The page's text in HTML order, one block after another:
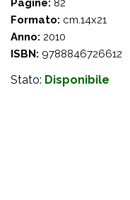
Pagine: 82
Formato: cm.14x21
Anno: 2010
ISBN: 9788846726612
Stato: Disponibile